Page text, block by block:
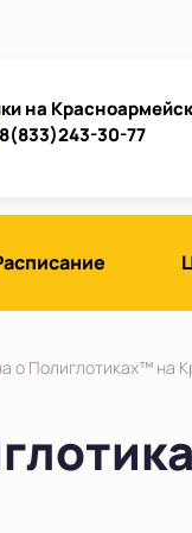
на
8(833)243-30-77
о Полиглотиках™ на